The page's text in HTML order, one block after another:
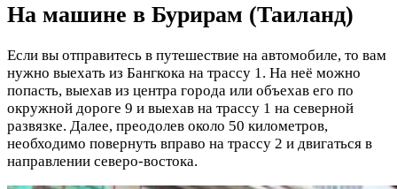
На машине в Бурирам (Таиланд)
Если вы отправитесь в путешествие на автомобиле, то вам
нужно выехать из Бангкока на трассу 1. На неё можно
попасть, выехав из центра города или объехав его по
окружной дороге 9 и выехав на трассу 1 на северной
развязке. Далее, преодолев около 50 километров,
необходимо повернуть вправо на трассу 2 и двигаться в
направлении северо-востока.